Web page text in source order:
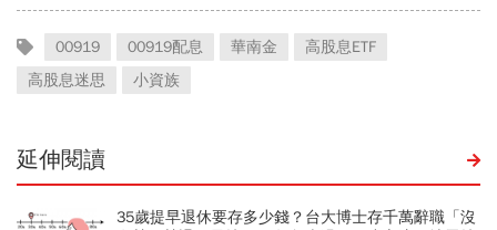
00919 00919配息 華南金
高股息ETF
高股息迷思
小資族
延伸閱讀
35歲提早退休要存多少錢？台大博士存千萬辭職「沒